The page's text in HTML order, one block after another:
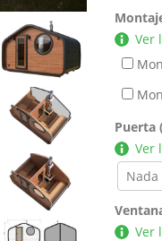
Ver
Puerta
Ver
Ver